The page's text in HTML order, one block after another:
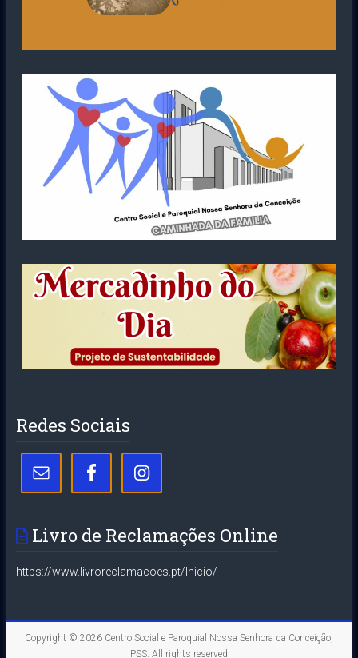
Redes Sociais
Livro de Reclamações Online
https://www.livroreclamacoes.pt/Inicio/
Copyright © 2026 Centro Social e Paroquial Nossa Senhora da Conceição,
IPSS. All rights reserved.